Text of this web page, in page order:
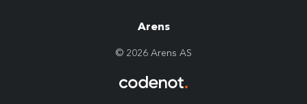
Arens
© 2026 Arens AS